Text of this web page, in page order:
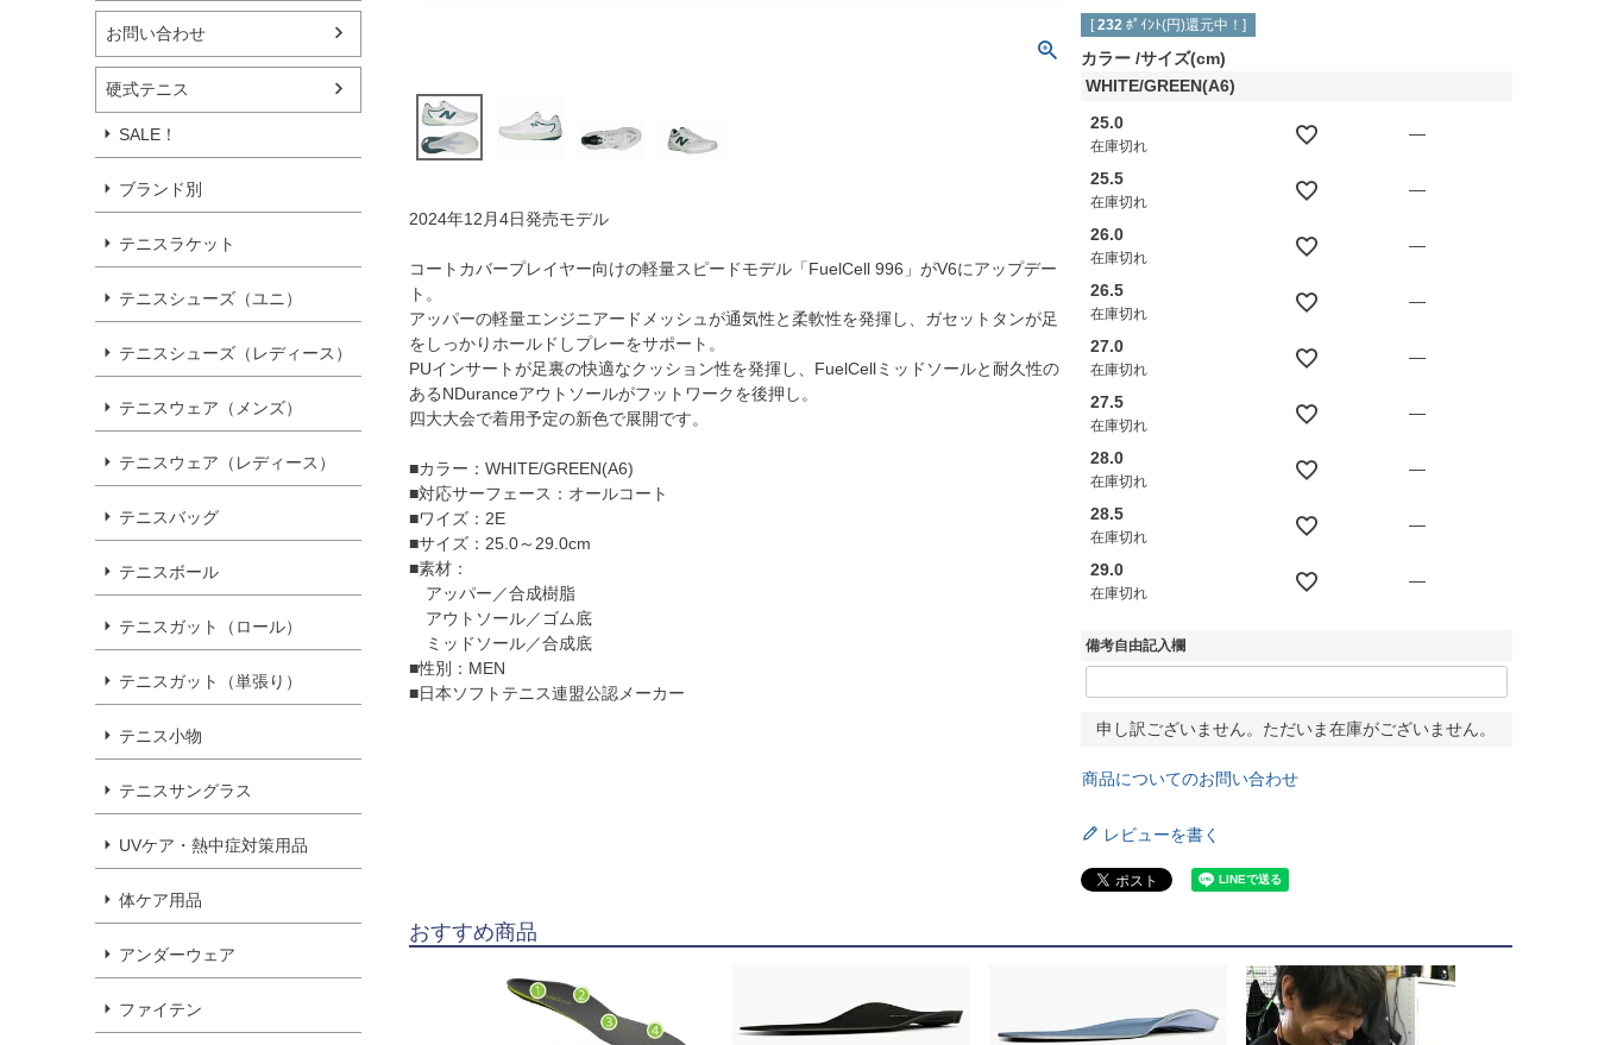
お問い合わせ
硬式テニス
SALE！
ブランド別
テニスラケット
テニスシューズ（ユニ）
テニスシューズ（レディース）
テニスウェア（メンズ）
テニスウェア（レディース）
テニスバッグ
テニスボール
テニスガット（ロール）
テニスガット（単張り）
テニス小物
テニスサングラス
UVケア・熱中症対策用品
体ケア用品
アンダーウェア
ファイテン
2024年12月4日発売モデル
コートカバープレイヤー向けの軽量スピードモデル「FuelCell 996」がV6にアップデー
ト。
アッパーの軽量エンジニアードメッシュが通気性と柔軟性を発揮し、ガセットタンが足
をしっかりホールドしプレーをサポート。
PUインサートが足裏の快適なクッション性を発揮し、FuelCellミッドソールと耐久性の
あるNDuranceアウトソールがフットワークを後押し。
四大大会で着用予定の新色で展開です。
■カラー：WHITE/GREEN(A6)
■対応サーフェース：オールコート
■ワイズ：2E
■サイズ：25.0～29.0cm
■素材：
アッパー／合成樹脂
アウトソール／ゴム底
ミッドソール／合成底
■性別：MEN
■日本ソフトテニス連盟公認メーカー
[ 232 ﾎﾟｲﾝﾄ(円)還元中！]
カラー サイズ(cm)
WHITE/GREEN(A6)
25.0
在庫切れ
—
25.5
在庫切れ
—
26.0
在庫切れ
—
26.5
在庫切れ
—
27.0
在庫切れ
—
27.5
在庫切れ
—
28.0
在庫切れ
—
28.5
在庫切れ
—
29.0
在庫切れ
—
備考自由記入欄
申し訳ございません。ただいま在庫がございません。
商品についてのお問い合わせ
レビューを書く
おすすめ商品